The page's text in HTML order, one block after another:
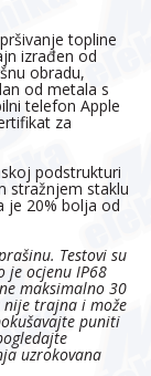
topline
izrađen od
obradu,
od metala s
telefon Apple
za
podstrukturi
stražnjem staklu
je 20% bolja od
Testovi su
ocjenu IP68
maksimalno 30
trajna i može
puniti
uzrokovana